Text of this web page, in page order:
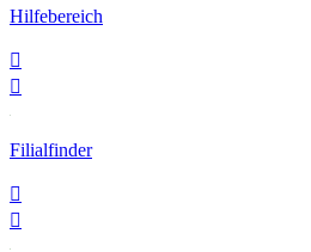
Hilfebereich


Filialfinder

